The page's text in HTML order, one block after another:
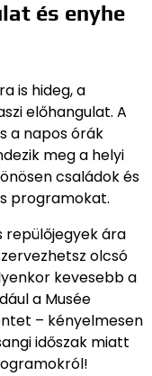
és enyhe
is hideg, a
előhangulat. A
a napos órák
meg a helyi
családok és
programokat.
repülőjegyek ára
olcsó
kevesebb a
a Musée
– kényelmesen
időszak miatt